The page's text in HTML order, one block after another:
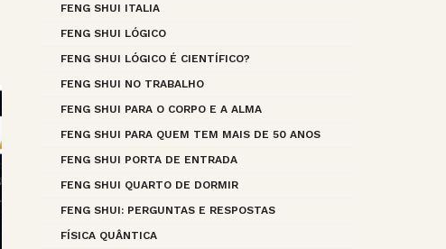
FENG SHUI ITALIA
FENG SHUI LÓGICO
FENG SHUI LÓGICO É CIENTÍFICO?
FENG SHUI NO TRABALHO
FENG SHUI PARA O CORPO E A ALMA
FENG SHUI PARA QUEM TEM MAIS DE 50 ANOS
FENG SHUI PORTA DE ENTRADA
FENG SHUI QUARTO DE DORMIR
FENG SHUI: PERGUNTAS E RESPOSTAS
FÍSICA QUÂNTICA